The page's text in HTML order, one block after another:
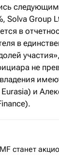
Solva Group
в
в
не
и
станет